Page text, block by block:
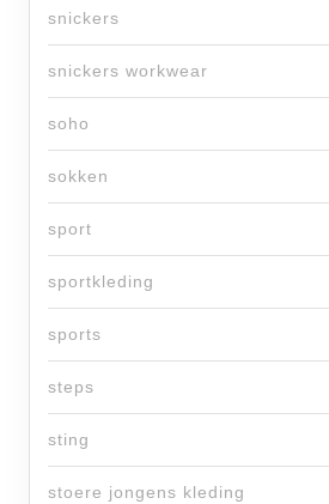
snickers
snickers workwear
soho
sokken
sport
sportkleding
sports
steps
sting
stoere jongens kleding